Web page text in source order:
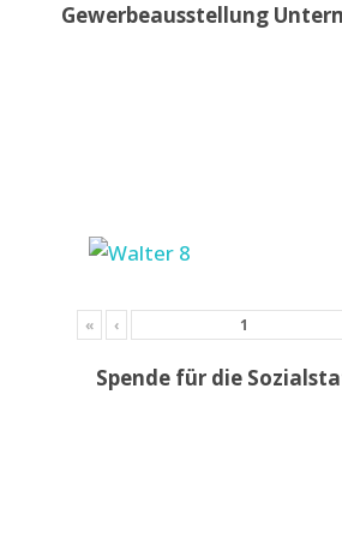
Gewerbeausstellung
« ‹
Spende für die